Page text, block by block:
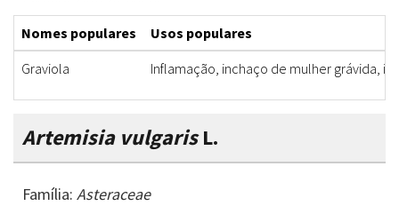
Nomes populares
Usos populares
Graviola
Inflamação, inchaço de mulher grávida,
Artemisia vulgarisL.
Família: Asteraceae